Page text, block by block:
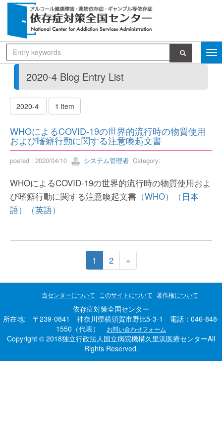
2020-4 Blog Entry List
2020-4 1 item
WHOによるCOVID-19の世界的流行時の物質使用
および嗜癖行動に関する注意喚起文書
posted : 2020/04/10 システム管理者 Category:
WHOによるCOVID-19の世界的流行時の物質使用およ
び嗜癖行動に関する注意喚起文書 （WHO）
（日本
語）
（英語）
1 2 »
当センターについて このサイトについて 著作権について
依存症対策全国センター
所在地: 〒239-0841 神奈川県横須賀市野比5-3-1 電話：046-848-
1550（代表）
お問い合わせフォーム
Copyright © 2018独立行政法人国立病院機構久里浜医療センターAll
Rights Reserved.